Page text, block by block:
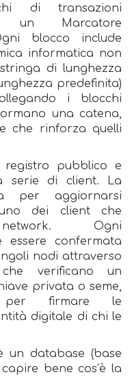
di transazioni
Marcatore
blocco include
informatica non
di lunghezza
predefinita)
i blocchi
una catena,
che rinforza quelli
registro pubblico e
serie di client. La
per aggiornarsi
dei client che
Ogni
essere confermata
nodi attraverso
verificano un
privata o seme,
per firmare le
digitale di chi le
un database (base
bene cos’è la